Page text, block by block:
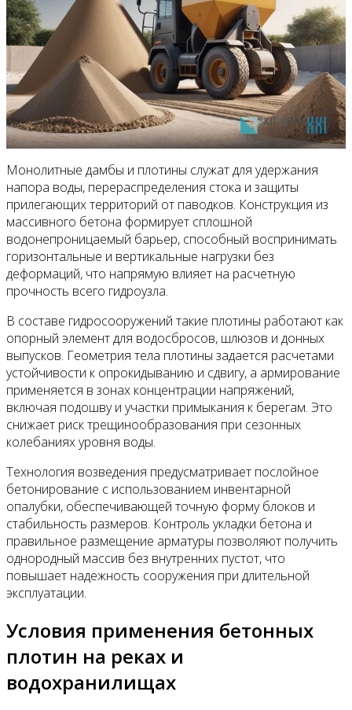
Монолитные дамбы и плотины служат для удержания
напора воды, перераспределения стока и защиты
прилегающих территорий от паводков. Конструкция из
массивного бетона формирует сплошной
водонепроницаемый барьер, способный воспринимать
горизонтальные и вертикальные нагрузки без
деформаций, что напрямую влияет на расчетную
прочность всего гидроузла.
В составе гидросооружений такие плотины работают как
опорный элемент для водосбросов, шлюзов и донных
выпусков. Геометрия тела плотины задается расчетами
устойчивости к опрокидыванию и сдвигу, а армирование
применяется в зонах концентрации напряжений,
включая подошву и участки примыкания к берегам. Это
снижает риск трещинообразования при сезонных
колебаниях уровня воды.
Технология возведения предусматривает послойное
бетонирование с использованием инвентарной
опалубки, обеспечивающей точную форму блоков и
стабильность размеров. Контроль укладки бетона и
правильное размещение арматуры позволяют получить
однородный массив без внутренних пустот, что
повышает надежность сооружения при длительной
эксплуатации.
Условия применения бетонных
плотин на реках и
водохранилищах